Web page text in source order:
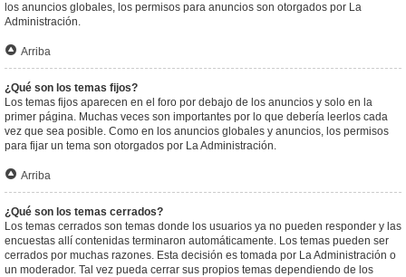
los anuncios globales, los permisos para anuncios son otorgados por La
Administración.
Arriba
¿Qué son los temas fijos?
Los temas fijos aparecen en el foro por debajo de los anuncios y solo en la
primer página. Muchas veces son importantes por lo que debería leerlos cada
vez que sea posible. Como en los anuncios globales y anuncios, los permisos
para fijar un tema son otorgados por La Administración.
Arriba
¿Qué son los temas cerrados?
Los temas cerrados son temas donde los usuarios ya no pueden responder y las
encuestas allí contenidas terminaron automáticamente. Los temas pueden ser
cerrados por muchas razones. Esta decisión es tomada por La Administración o
un moderador. Tal vez pueda cerrar sus propios temas dependiendo de los